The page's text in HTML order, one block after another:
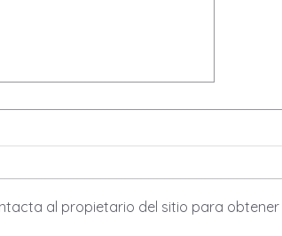
al propietario del sitio para obtener